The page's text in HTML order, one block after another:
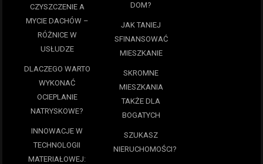
CZYSZCZENIE A
MYCIE DACHÓW –
RÓŻNICE W
USŁUDZE
DLACZEGO WARTO
WYKONAĆ
OCIEPLANIE
NATRYSKOWE?
INNOWACJE W
TECHNOLOGII
MATERIAŁOWEJ:
DOM?
JAK TANIEJ
SFINANSOWAĆ
MIESZKANIE
SKROMNE
MIESZKANIA
TAKŻE DLA
BOGATYCH
SZUKASZ
NIERUCHOMOŚCI?